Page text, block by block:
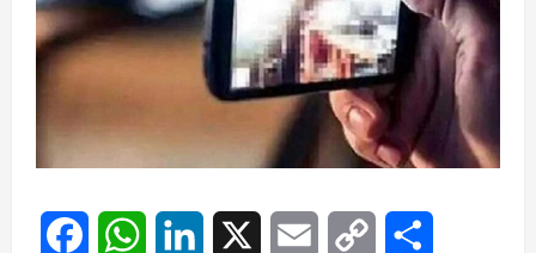
FacebookWhatsAppLinkedIn Email
Copy